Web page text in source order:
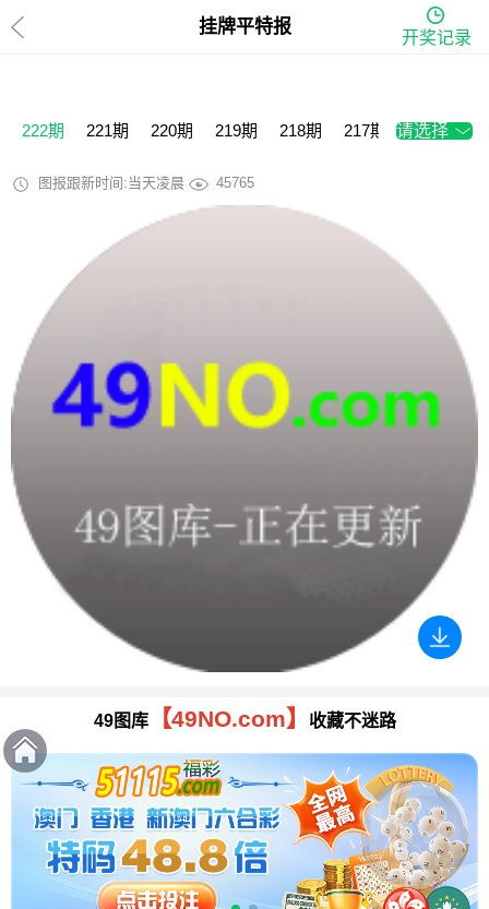
挂牌平特报
开奖记录
222期 221期 220期 219期 218期 217期 216期
请选择
图报跟新时间:当天凌晨 45765
49图库【49NO.com】 收藏不迷路